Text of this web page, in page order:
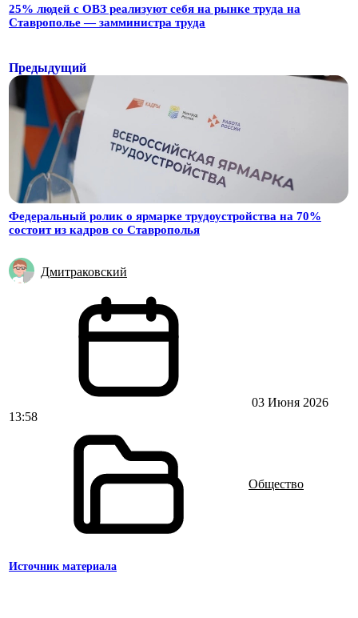
25% людей с ОВЗ реализуют себя на рынке труда на
Ставрополье — замминистра труда
Предыдущий
Федеральный ролик о ярмарке трудоустройства на 70%
состоит из кадров со Ставрополья
Дмитраковский
03 Июня 2026
13:58
Общество
Источник материала